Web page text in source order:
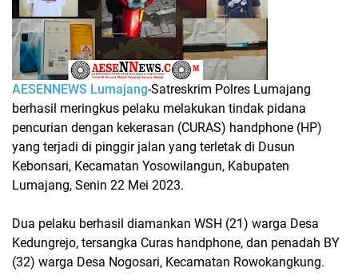
AESENNEWS Lumajang-Satreskrim Polres Lumajang
berhasil meringkus pelaku melakukan tindak pidana
pencurian dengan kekerasan (CURAS) handphone (HP)
yang terjadi di pinggir jalan yang terletak di Dusun
Kebonsari, Kecamatan Yosowilangun, Kabupaten
Lumajang, Senin 22 Mei 2023.
Dua pelaku berhasil diamankan WSH (21) warga Desa
Kedungrejo, tersangka Curas handphone, dan penadah BY
(32) warga Desa Nogosari, Kecamatan Rowokangkung.